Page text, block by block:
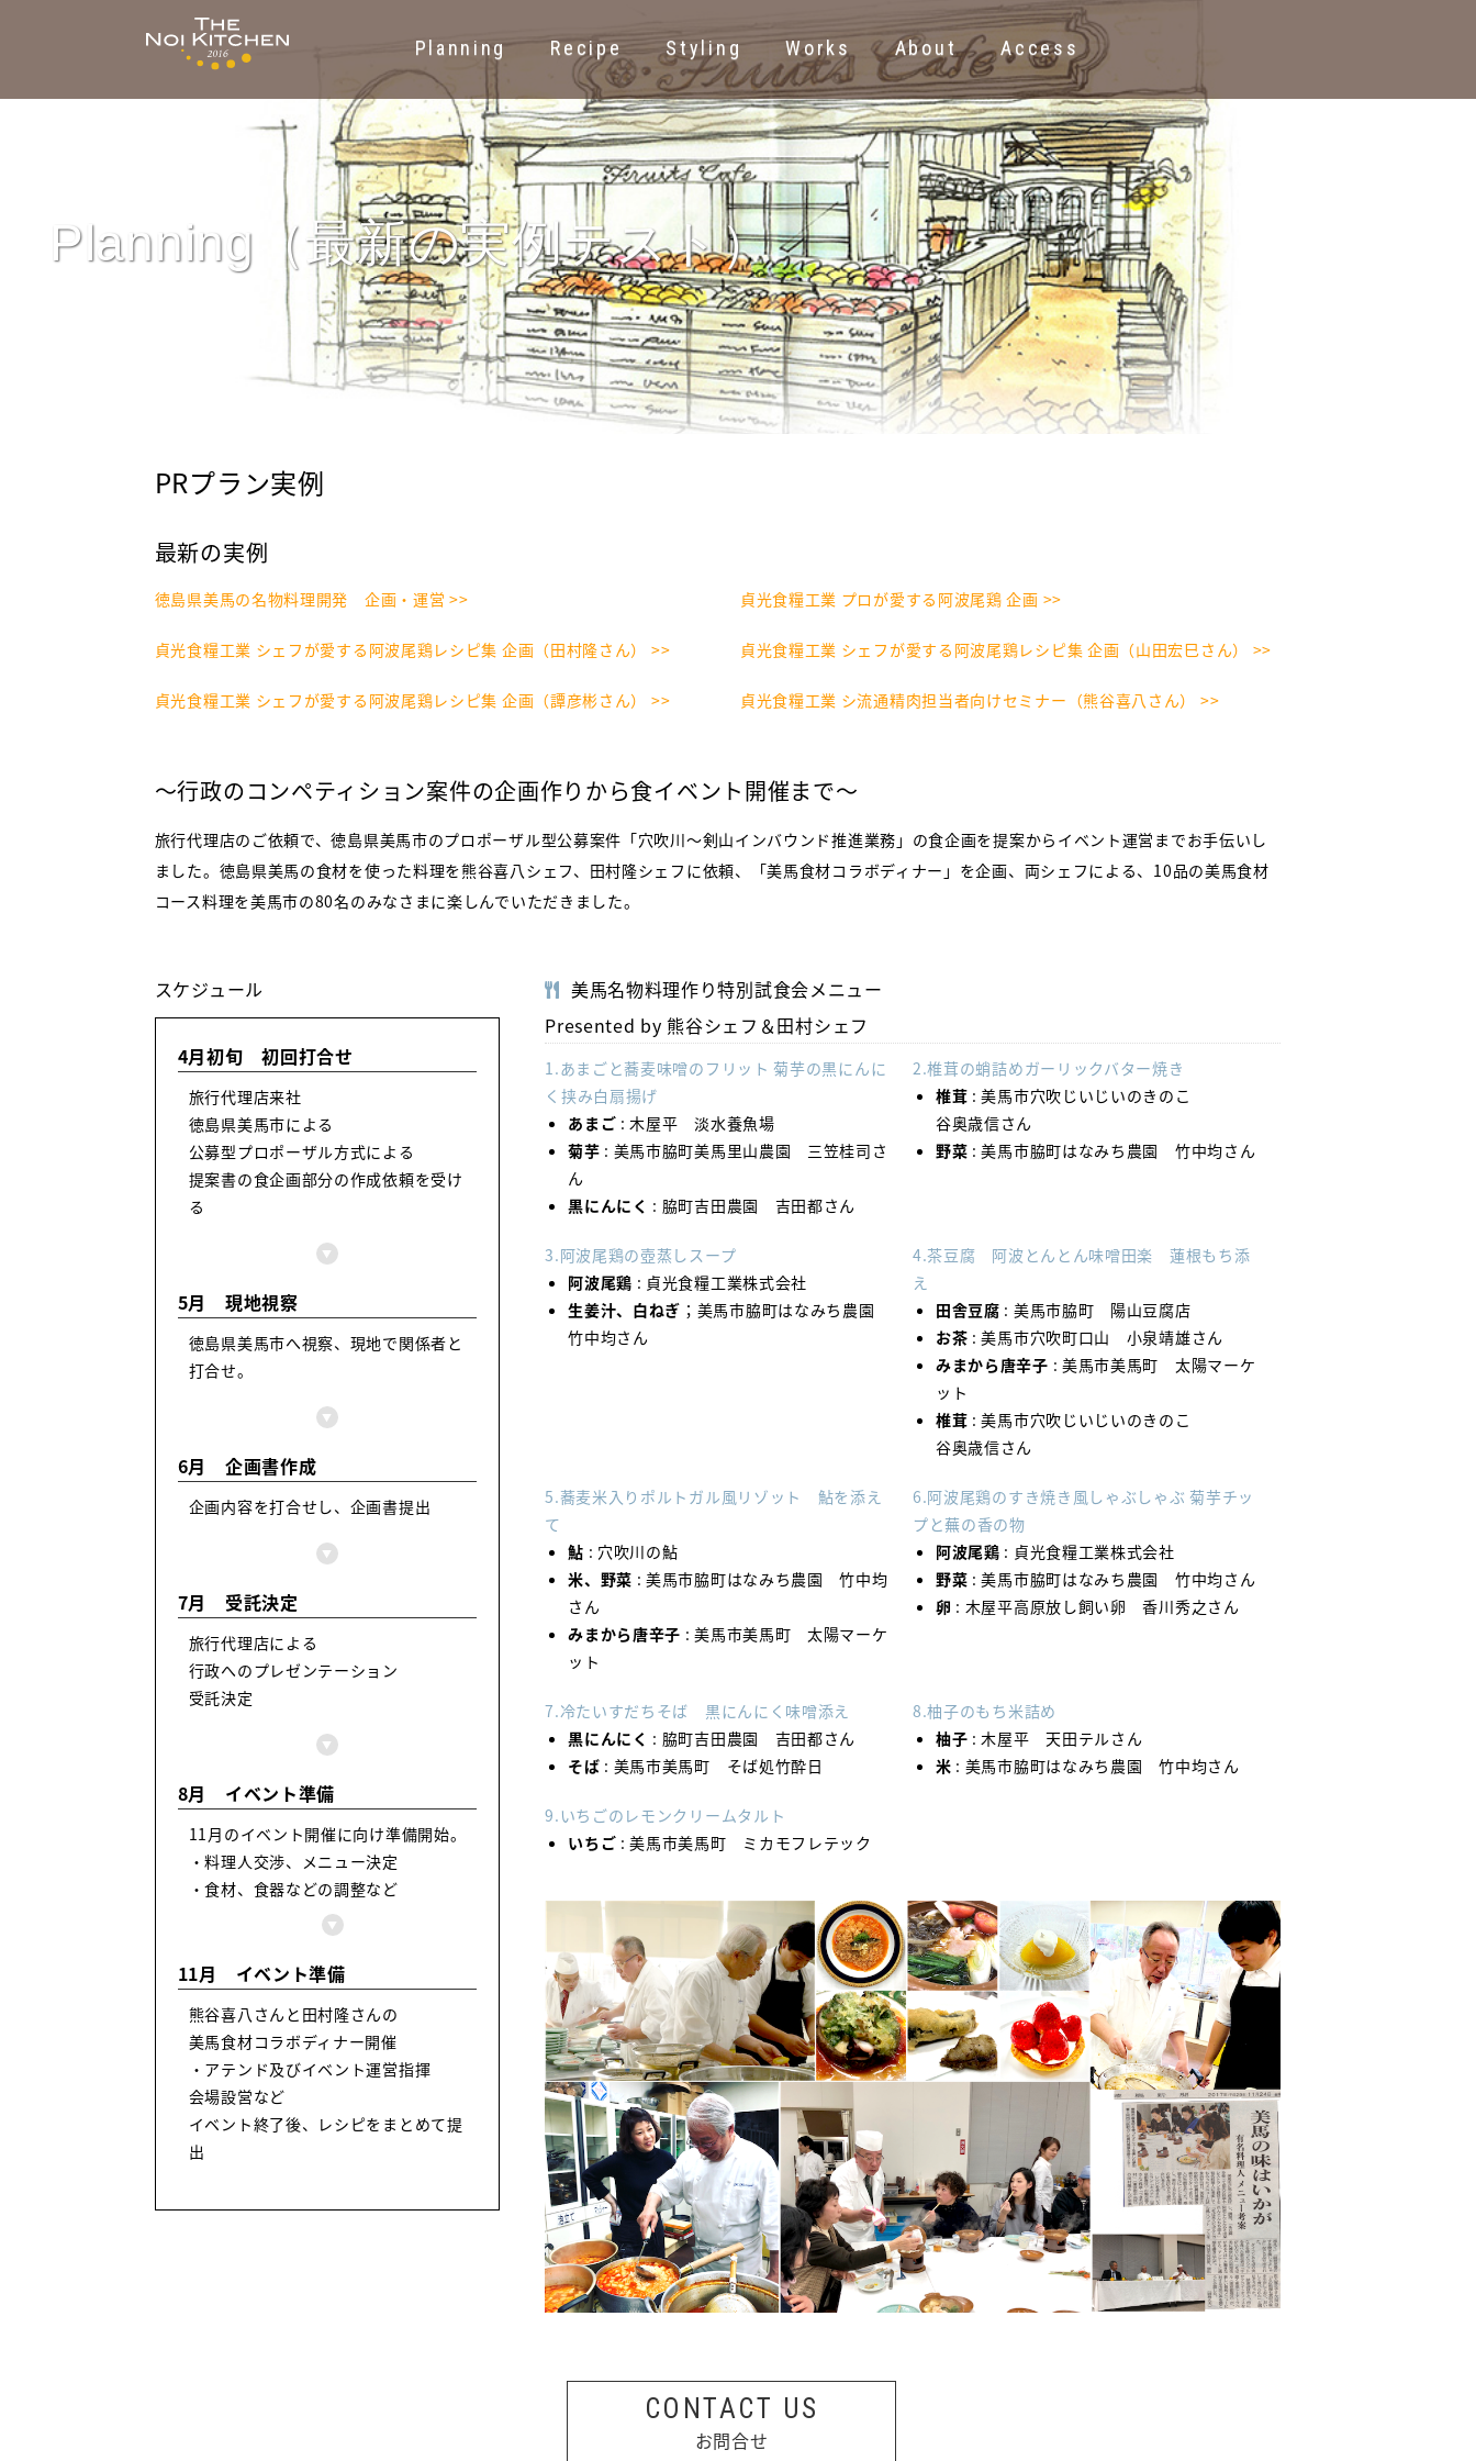
THE
KITCHEN
き
っ
ち
Planning Recipe Styling Works About Access
Planning（最新の実例テスト）
PRプラン実例
最新の実例
徳島県美馬の名物料理開発 企画・運営 >> 貞光食糧工業 プロが愛する阿波尾鶏 企画 >>
貞光食糧工業 シェフが愛する阿波尾鶏レシピ集 企画（田村隆さん） >> 貞光食糧工業 シェフが愛する阿波尾鶏レシピ集 企画（山田宏巳さん） >>
貞光食糧工業 シェフが愛する阿波尾鶏レシピ集 企画（譚彦彬さん） >> 貞光食糧工業 シ流通精肉担当者向けセミナー（熊谷喜八さん） >>
～行政のコンペティション案件の企画作りから食イベント開催まで～
旅行代理店のご依頼で、徳島県美馬市のプロポーザル型公募案件「穴吹川～剣山インバウンド推進業務」の食企画を提案からイベント運営までお手伝いし
ました。徳島県美馬の食材を使った料理を熊谷喜八シェフ、田村隆シェフに依頼、「美馬食材コラボディナー」を企画、両シェフによる、10品の美馬食材
コース料理を美馬市の80名のみなさまに楽しんでいただきました。
スケジュール
4月初旬 初回打合せ
旅行代理店来社
徳島県美馬市による
公募型プロポーザル方式による
提案書の食企画部分の作成依頼を受け
る
▼
5月 現地視察
徳島県美馬市へ視察、現地で関係者と
打合せ。
▼
6月 企画書作成
企画内容を打合せし、企画書提出
▼
7月 受託決定
旅行代理店による
行政へのプレゼンテーション
受託決定
▼
8月 イベント準備
11月のイベント開催に向け準備開始。
・料理人交渉、メニュー決定
・食材、食器などの調整など
▼
11月 イベント準備
熊谷喜八さんと田村隆さんの
美馬食材コラボディナー開催
・アテンド及びイベント運営指揮
会場設営など
イベント終了後、レシピをまとめて提
出
美馬名物料理作り特別試食会メニュー
Presented by 熊谷シェフ＆田村シェフ
1.あまごと蕎麦味噌のフリット 菊芋の黒にんに
く挟み白扇揚げ
あまご : 木屋平 淡水養魚場
菊芋 : 美馬市脇町美馬里山農園 三笠桂司さ
ん
黒にんにく : 脇町吉田農園 吉田都さん
2.椎茸の蛸詰めガーリックバター焼き
椎茸 : 美馬市穴吹じいじいのきのこ
谷奥歳信さん
野菜 : 美馬市脇町はなみち農園 竹中均さん
3.阿波尾鶏の壺蒸しスープ
阿波尾鶏 : 貞光食糧工業株式会社
生姜汁、白ねぎ ；美馬市脇町はなみち農園
竹中均さん
4.茶豆腐 阿波とんとん味噌田楽 蓮根もち添
え
田舎豆腐 : 美馬市脇町 陽山豆腐店
お茶 : 美馬市穴吹町口山 小泉靖雄さん
みまから唐辛子 : 美馬市美馬町 太陽マーケ
ット
椎茸 : 美馬市穴吹じいじいのきのこ
谷奥歳信さん
5.蕎麦米入りポルトガル風リゾット 鮎を添え
て
鮎 : 穴吹川の鮎
米、野菜 : 美馬市脇町はなみち農園 竹中均
さん
みまから唐辛子 : 美馬市美馬町 太陽マーケ
ット
6.阿波尾鶏のすき焼き風しゃぶしゃぶ 菊芋チッ
プと蕪の香の物
阿波尾鶏 : 貞光食糧工業株式会社
野菜 : 美馬市脇町はなみち農園 竹中均さん
卵 : 木屋平高原放し飼い卵 香川秀之さん
7.冷たいすだちそば 黒にんにく味噌添え
黒にんにく : 脇町吉田農園 吉田都さん
そば : 美馬市美馬町 そば処竹酔日
8.柚子のもち米詰め
柚子 : 木屋平 天田テルさん
米 : 美馬市脇町はなみち農園 竹中均さん
9.いちごのレモンクリームタルト
いちご : 美馬市美馬町 ミカモフレテック
CONTACT US
お問合せ